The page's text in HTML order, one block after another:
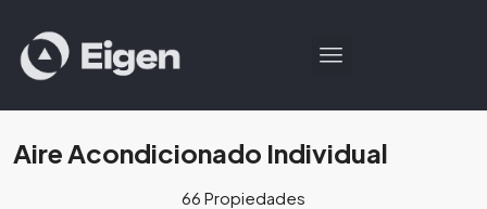
Aire Acondicionado Individual
66 Propiedades